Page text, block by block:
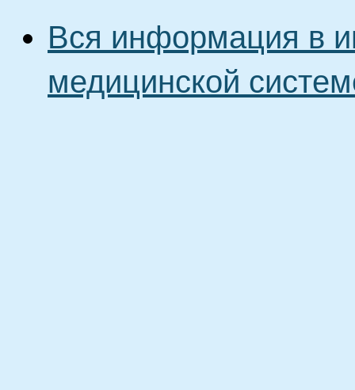
Вся информация в
медицинской